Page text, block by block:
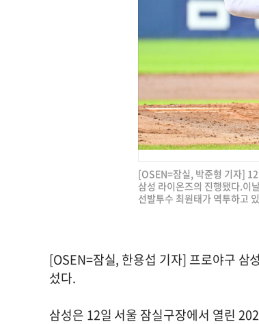
[OSEN=잠실, 박준형 기자]
삼성 라이온즈의 진행됐다.이
선발투수 최원태가 역투하고
[OSEN=잠실, 한용섭 기자] 프로야구 삼
섰다.
삼성은 12일 서울 잠실구장에서 열린